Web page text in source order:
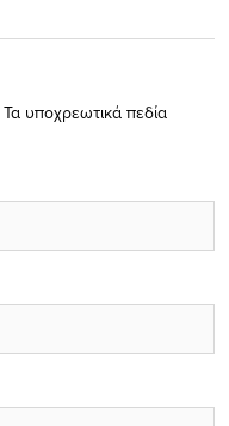
Τα υποχρεωτικά πεδία